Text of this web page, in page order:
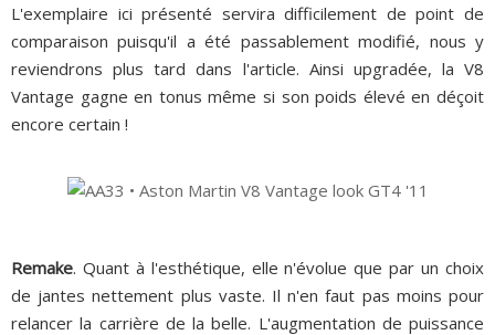
L'exemplaire ici présenté servira difficilement de point de
comparaison puisqu'il a été passablement modifié, nous y
reviendrons plus tard dans l'article. Ainsi upgradée, la V8
Vantage gagne en tonus même si son poids élevé en déçoit
encore certain !
Remake. Quant à l'esthétique, elle n'évolue que par un choix
de jantes nettement plus vaste. Il n'en faut pas moins pour
relancer la carrière de la belle. L'augmentation de puissance